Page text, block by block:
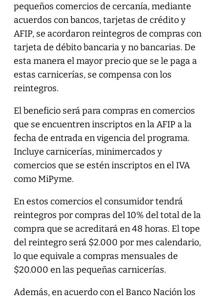
pequeños comercios de cercanía, mediante
acuerdos con bancos, tarjetas de crédito y
AFIP, se acordaron reintegros de compras con
tarjeta de débito bancaria y no bancarias. De
esta manera el mayor precio que se le paga a
estas carnicerías, se compensa con los
reintegros.
El beneficio será para compras en comercios
que se encuentren inscriptos en la AFIP a la
fecha de entrada en vigencia del programa.
Incluye carnicerías, minimercados y
comercios que se estén inscriptos en el IVA
como MiPyme.
En estos comercios el consumidor tendrá
reintegros por compras del 10% del total de la
compra que se acreditará en 48 horas. El tope
del reintegro será $2.000 por mes calendario,
lo que equivale a compras mensuales de
$20.000 en las pequeñas carnicerías.
Además, en acuerdo con el Banco Nación los